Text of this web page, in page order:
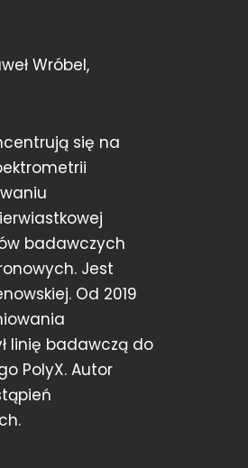
Wróbel,
się na
badawczych
Jest
Od 2019
linię badawczą do
PolyX. Autor